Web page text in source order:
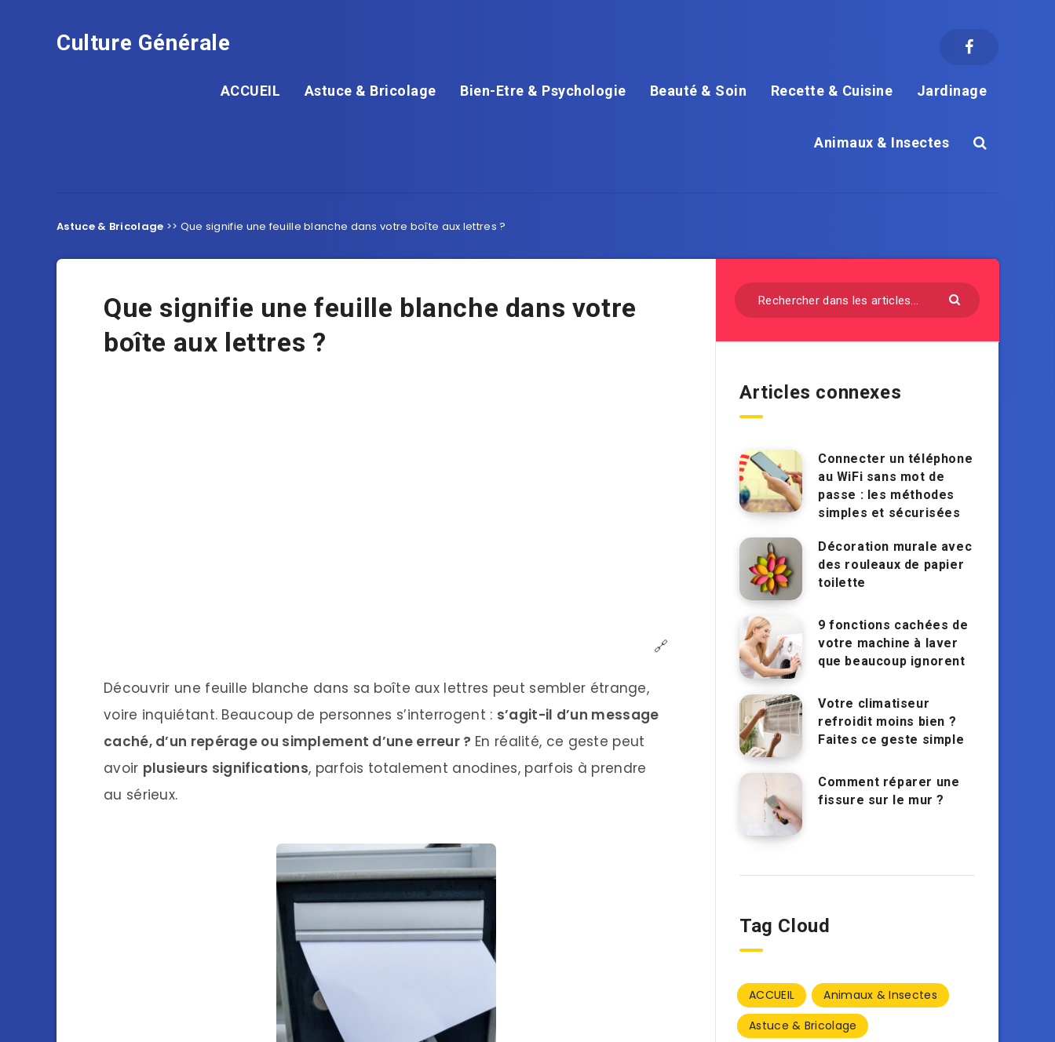
Culture Générale
ACCUEIL Astuce & Bricolage Bien-Etre & Psychologie Beauté & Soin Recette & Cuisine Jardinage
Animaux & Insectes
Astuce & Bricolage >> Que signifie une feuille blanche dans votre boîte aux lettres ?
Que signifie une feuille blanche dans votre
boîte aux lettres ?
🔗
Découvrir une feuille blanche dans sa boîte aux lettres peut sembler étrange,
voire inquiétant. Beaucoup de personnes s’interrogent : s’agit-il d’un message
caché, d’un repérage ou simplement d’une erreur ? En réalité, ce geste peut
avoir plusieurs significations, parfois totalement anodines, parfois à prendre
au sérieux.
Articles connexes
Connecter un téléphone
au WiFi sans mot de
passe : les méthodes
simples et sécurisées
Décoration murale avec
des rouleaux de papier
toilette
9 fonctions cachées de
votre machine à laver
que beaucoup ignorent
Votre climatiseur
refroidit moins bien ?
Faites ce geste simple
Comment réparer une
fissure sur le mur ?
Tag Cloud
ACCUEIL
Animaux & Insectes
Astuce & Bricolage